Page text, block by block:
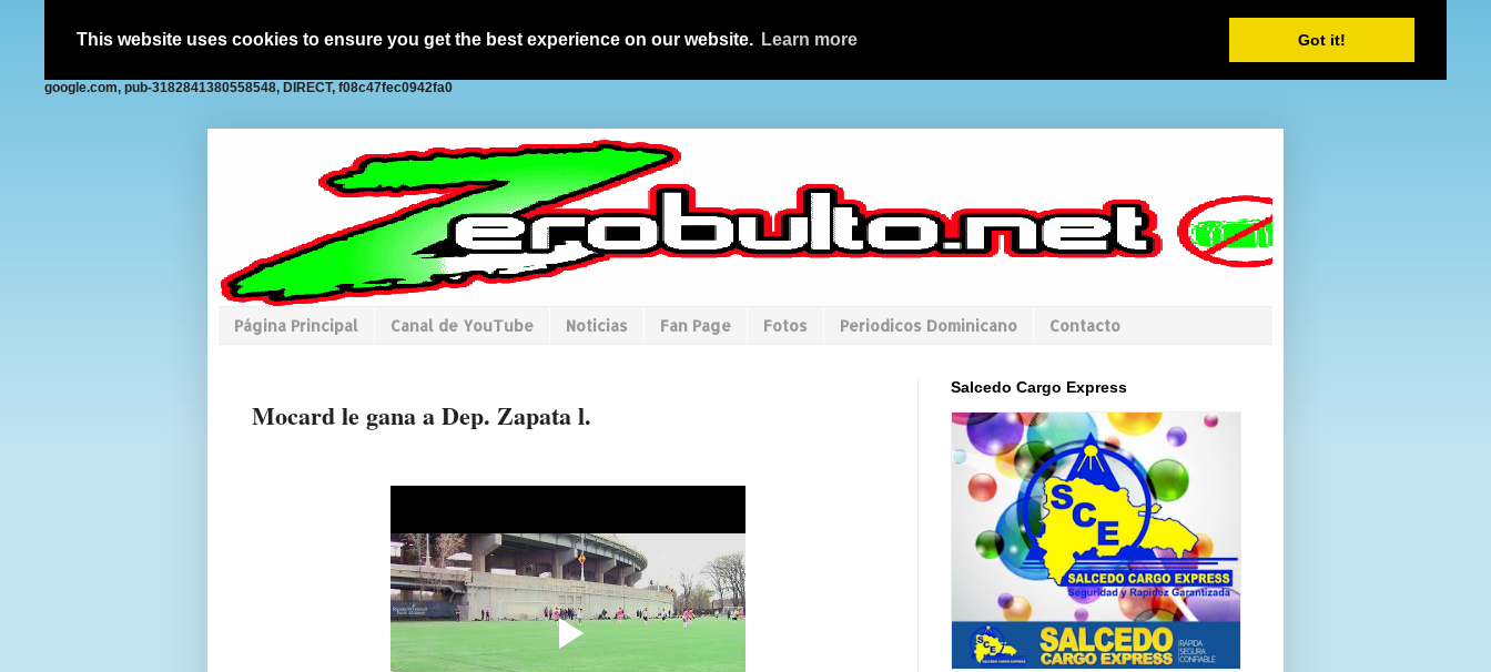
This website uses cookies to ensure you get the best experience on our website. Learn more Got it!
google.com, pub-3182841380558548, DIRECT, f08c47fec0942fa0
Página Principal Canal de YouTube Noticias Fan Page Fotos Periodicos Dominicano Contacto
Mocard le gana a Dep. Zapata l.
Salcedo Cargo Express